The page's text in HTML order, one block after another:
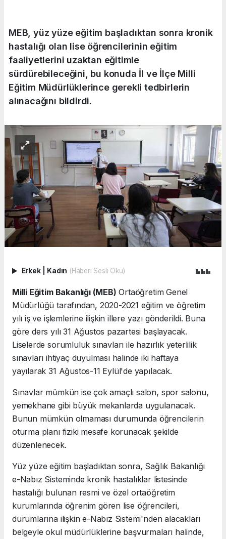
MEB, yüz yüze eğitim başladıktan sonra kronik
hastalığı olan lise öğrencilerinin eğitim
faaliyetlerini uzaktan eğitimle
sürdürebileceğini, bu konuda İl ve İlçe Milli
Eğitim Müdürlüklerince gerekli tedbirlerin
alınacağını bildirdi.
Erkek Kadın (Haberi Sesli Oku)
Milli Eğitim Bakanlığı (MEB) Ortaöğretim Genel
Müdürlüğü tarafından, 2020-2021 eğitim ve öğretim
yılı iş ve işlemlerine ilişkin illere yazı gönderildi. Buna
göre ders yılı 31 Ağustos pazartesi başlayacak.
Liselerde sorumluluk sınavları ile hazırlık yeterlilik
sınavları ihtiyaç duyulması halinde iki haftaya
yayılarak 31 Ağustos-11 Eylül'de yapılacak.
Sınavlar mümkün ise çok amaçlı salon, spor salonu,
yemekhane gibi büyük mekanlarda uygulanacak.
Bunun mümkün olmaması durumunda öğrencilerin
oturma planı fiziki mesafe korunacak şekilde
düzenlenecek.
Yüz yüze eğitim başladıktan sonra, Sağlık Bakanlığı
e-Nabız Sisteminde kronik hastalıklar listesinde
hastalığı bulunan resmi ve özel ortaöğretim
kurumlarında öğrenim gören lise öğrencileri,
durumlarına ilişkin e-Nabız Sistemi'nden alacakları
belgeyle okul müdürlüklerine başvurmaları halinde,